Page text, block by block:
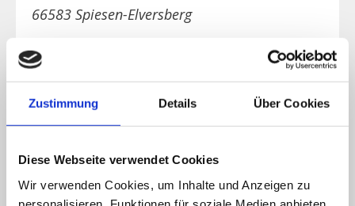
Zustimmung Details Über Cookies
Diese Webseite verwendet Cookies
Wir verwenden Cookies, um Inhalte und Anzeigen zu
66583 Spiesen-Elversberg
Landkreis:
Telefon: 06821 / 9240
Fax: 06821 / 924194
E-Mail:
APS_Elversberg@lvsaarland.awo.org